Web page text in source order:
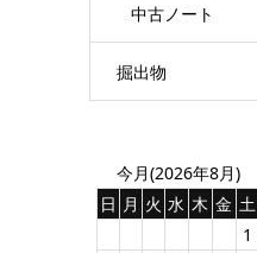
中古ノート
掘出物
今月(2026年8月)
日 月 火 水 木 金 土
1